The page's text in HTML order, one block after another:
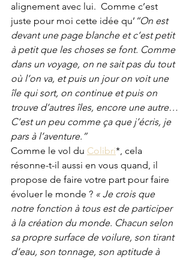
alignement avec lui.  Comme c’est
juste pour moi cette idée qu’ “On est
devant une page blanche et c’est petit
à petit que les choses se font. Comme
dans un voyage, on ne sait pas du tout
où l’on va, et puis un jour on voit une
île qui sort, on continue et puis on
trouve d’autres îles, encore une autre…
C’est un peu comme ça que j’écris, je
pars à l’aventure.”
Comme le vol du Colibri*, cela
résonne-t-il aussi en vous quand, il
propose de faire votre part pour faire
évoluer le monde ? « Je crois que
notre fonction à tous est de participer
à la création du monde. Chacun selon
sa propre surface de voilure, son tirant
d’eau, son tonnage, son aptitude à